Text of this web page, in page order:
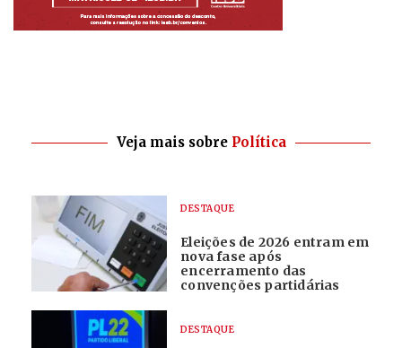
Veja mais sobre Política
DESTAQUE
Eleições de 2026 entram em
nova fase após
encerramento das
convenções partidárias
DESTAQUE